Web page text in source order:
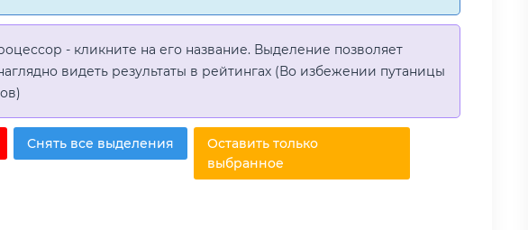
- кликните на его название. Выделение позволяет
видеть результаты в рейтингах (Во избежении путаницы
Снять все выделения
Оставить только
выбранное